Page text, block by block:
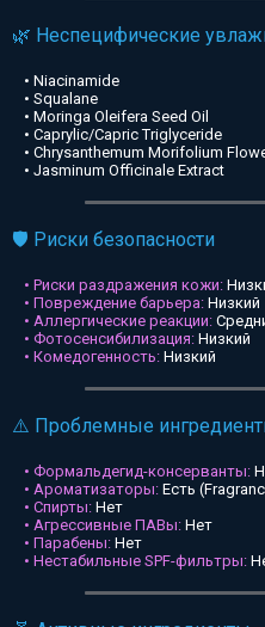
🌿 Неспецифические
• Niacinamide
• Squalane
• Moringa Oleifera Seed Oil
• Caprylic/Capric Triglyceride
• Chrysanthemum Morifolium
• Jasminum Officinale Extract
🛡️ Риски безопасности
• Риски раздражения кожи:
• Повреждение барьера: Низкий
• Аллергические реакции:
• Фотосенсибилизация: Низкий
• Комедогенность: Низкий
⚠️ Проблемные
• Формальдегид-консерванты:
• Ароматизаторы: Есть
• Спирты: Нет
• Агрессивные ПАВы: Нет
• Парабены: Нет
• Нестабильные SPF-фильтры: